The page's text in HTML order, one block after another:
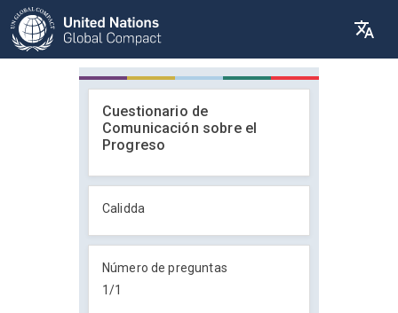
Cuestionario de
Comunicación sobre el
Progreso
Calidda
Número de preguntas
1/1